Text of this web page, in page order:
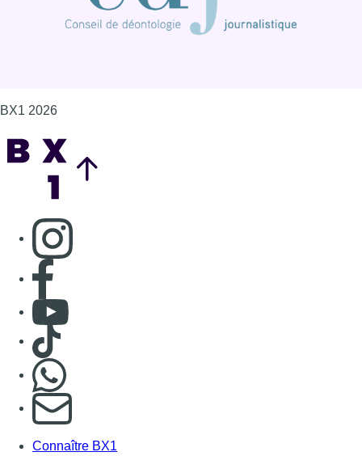
BX1 2026
Consulter page Instagram
Consulter page Facebook
Consulter Youtube
Consulter TikTok
S'abonner à notre newsletter
Connaître BX1